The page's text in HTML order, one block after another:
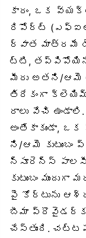
కారం, ఒక
రిపోర్ట్
ర్వాత మాత్రమే
ట్టి, తప్పిపోయిన
మీరు అతని/
తిరేకంగా క్లెయిమ్
రాలు వేచి ఉండాలి.
అంతేకాకుండా,
ని/ఆమె
న్సూరెన్స్
కుటుంబం
పై కోర్టును
బీమా ప్రొవైడర్‌కు
చేస్తుంది.